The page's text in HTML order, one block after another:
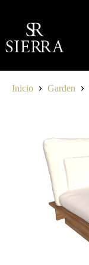
contenido
Inicio Garden